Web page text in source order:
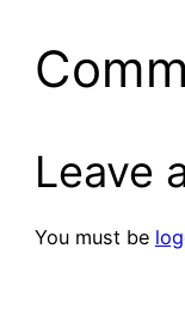
Leave
You must be